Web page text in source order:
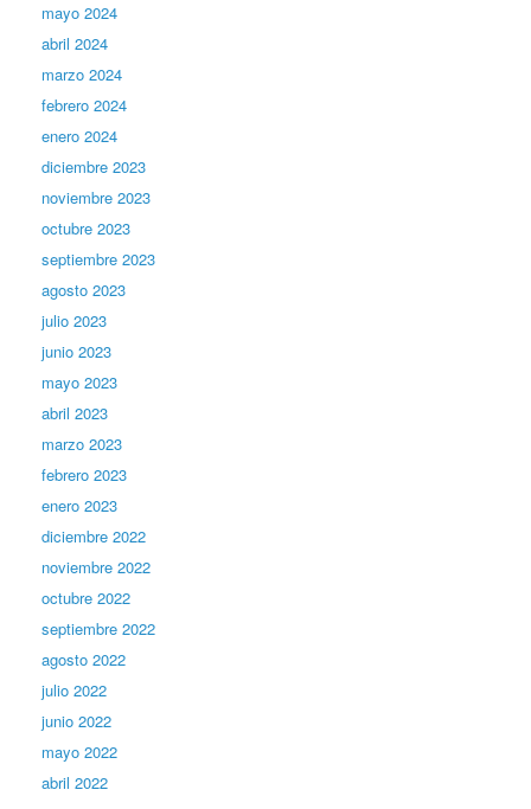
mayo 2024
abril 2024
marzo 2024
febrero 2024
enero 2024
diciembre 2023
noviembre 2023
octubre 2023
septiembre 2023
agosto 2023
julio 2023
junio 2023
mayo 2023
abril 2023
marzo 2023
febrero 2023
enero 2023
diciembre 2022
noviembre 2022
octubre 2022
septiembre 2022
agosto 2022
julio 2022
junio 2022
mayo 2022
abril 2022